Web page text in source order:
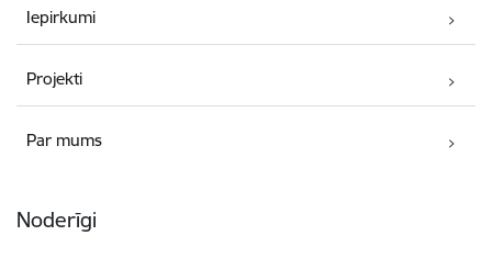
Iepirkumi
Projekti
Par mums
Noderīgi